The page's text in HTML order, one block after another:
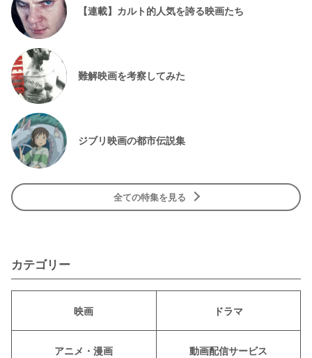
【連載】カルト的人気を誇る映画たち
難解映画を考察してみた
ジブリ映画の都市伝説集
全ての特集を見る
カテゴリー
映画 ドラマ
アニメ・漫画 動画配信サービス